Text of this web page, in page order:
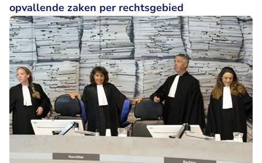
opvallende zaken per rechtsgebied